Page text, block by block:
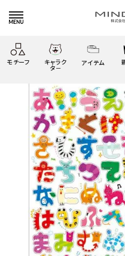
モチーフ
たべもの ど
花・植物
キャラク
タ－
しばんばん
ぴよこ豆
だっとちゃん
ようこそ
かわうそ
ツンダちゃん
アイテム
絞り込み検索
MWシール 74490 ゆるひらが
HOME すべての商品 MW